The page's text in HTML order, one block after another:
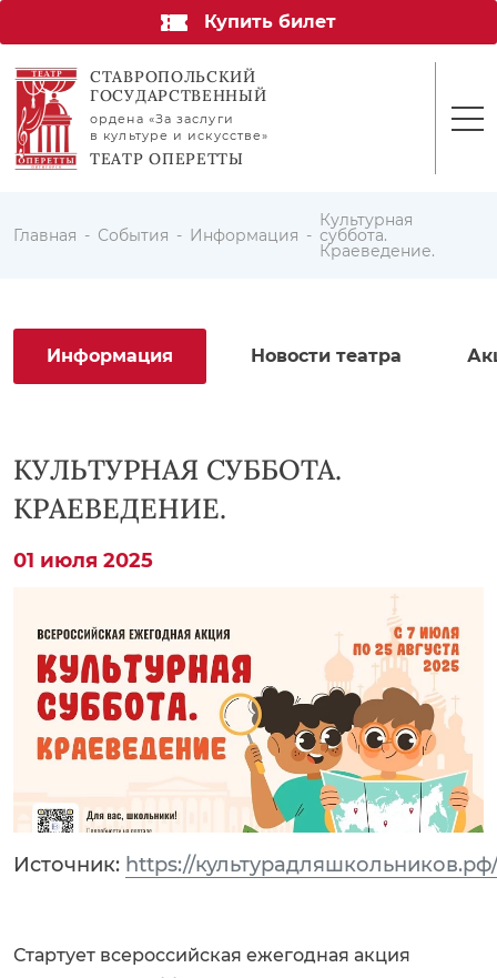
Купить билет
СТАВРОПОЛЬСКИЙ
ГОСУДАРСТВЕННЫЙ
ордена «За заслуги
в культуре и искусстве»
ТЕАТР ОПЕРЕТТЫ
Главная События Информация
Культурная
суббота.
Краеведение.
Новости театра
Информация
КУЛЬТУРНАЯ СУББОТА.
КРАЕВЕДЕНИЕ.
01 июля 2025
Источник: https://
Стартует всероссийская ежегодная акция